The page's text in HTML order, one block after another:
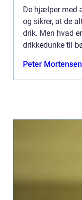
De hjælper med
og sikrer, at de
drik. Men hvad
drikkedunke til
Peter Mortensen